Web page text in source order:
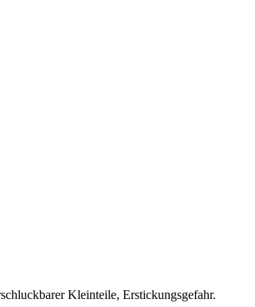
Kleinteile, Erstickungsgefahr.